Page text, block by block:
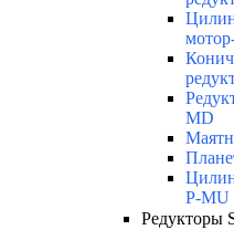
MD
P-MU
Редукторы